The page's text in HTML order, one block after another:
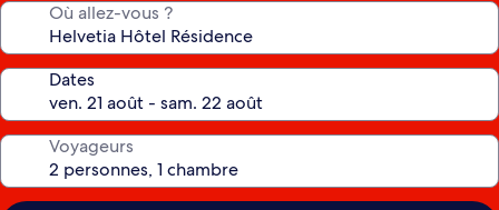
Où allez-vous ?
Dates
Voyageurs